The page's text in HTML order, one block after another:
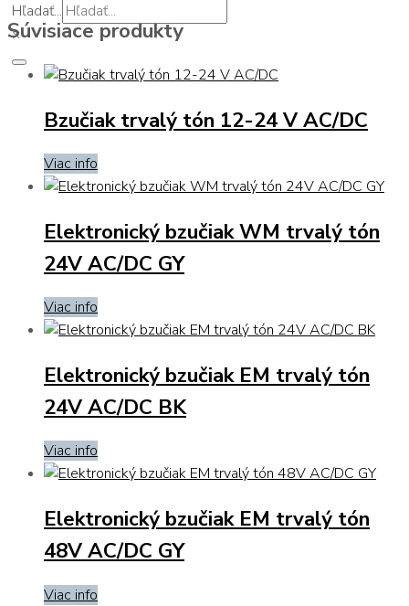
Hľadať...
×
Súvisiace produkty
Bzučiak trvalý tón 12-24 V AC/DC
Viac info
Elektronický bzučiak WM trvalý tón
24V AC/DC GY
Viac info
Elektronický bzučiak EM trvalý tón
24V AC/DC BK
Viac info
Elektronický bzučiak EM trvalý tón
48V AC/DC GY
Viac info